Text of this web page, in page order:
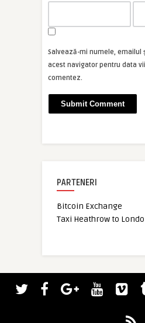
Salvează-mi numele, emailul
acest navigator pentru data
comentez.
PARTENERI
Bitcoin Exchange
Taxi Heathrow to